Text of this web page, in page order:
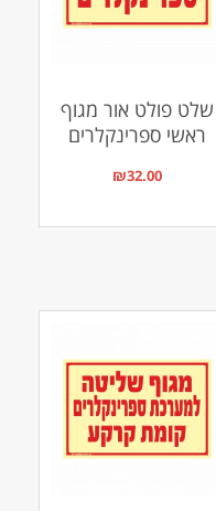
שלט פולט אור מגוף
ראשי ספרינקלרים
₪32.00